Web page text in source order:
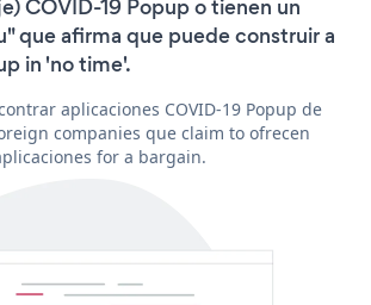
COVID-19 Popup o tienen un
que afirma que puede construir a
in 'no time'.
aplicaciones COVID-19 Popup de
companies que claim to ofrecen
for a bargain.